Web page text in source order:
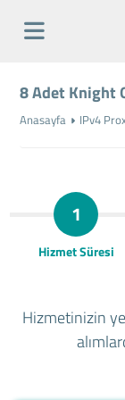
8 Adet Knight
Anasayfa IPv4
1
Hizmet Süresi
Hizmetinizin